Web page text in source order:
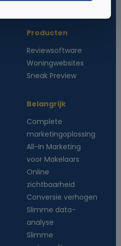
Producten
Reviewsoftware
Woningwebsites
Sneak Preview
Belangrijk
Complete
marketingoplossing
All-In Marketing
voor Makelaars
Online
zichtbaarheid
Conversie verhogen
Slimme data-
analyse
Slimme